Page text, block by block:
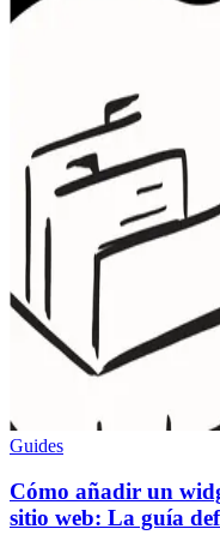
Guides
Cómo añadir un
sitio web: La guía